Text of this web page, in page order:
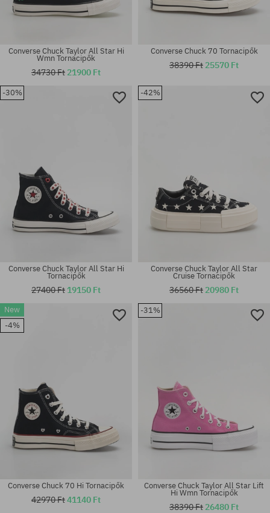
Elérhető méretek:
Elérhető méretek:
Elérhető méretek:
36; 37; 38
Converse Chuck Taylor All Star Hi
Wmn Tornacipők
34730 Ft 21900 Ft
Elérhető méretek:
Converse Chuck 70 Tornacipők
38390 Ft 25570 Ft
-30%
Converse Chuck Taylor All Star Hi
Tornacipők
27400 Ft 19150 Ft
-42%
Converse Chuck Taylor All Star
Cruise Tornacipők
36560 Ft 20980 Ft
New
-4%
Converse Chuck 70 Hi Tornacipők
42970 Ft41140 Ft
-31%
Converse Chuck Taylor All Star Lift
Hi Wmn Tornacipők
38390 Ft 26480 Ft